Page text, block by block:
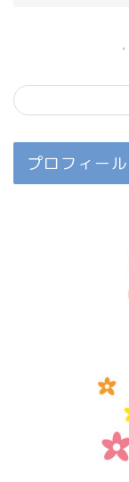
プロフィール